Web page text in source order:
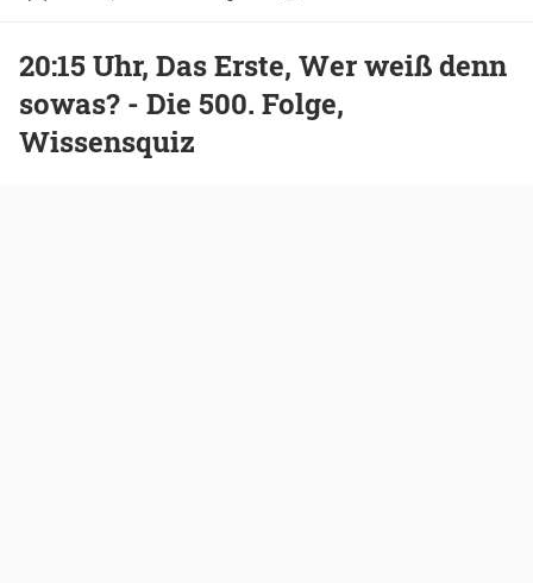
20:15 Uhr, Das Erste, Wer weiß denn
sowas? - Die 500. Folge,
Wissensquiz